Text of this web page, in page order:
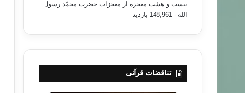
بیست و هشت معجزه از معجزات حضرت محمّد رسول
الله - 148,961 بازدید
تناقضات قرآنی